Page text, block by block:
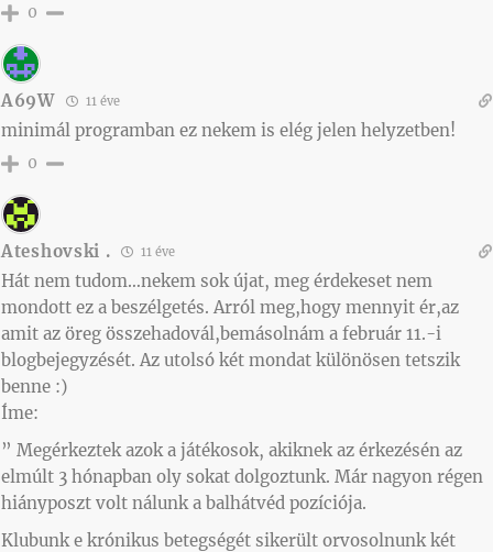
0
A69W 11 éve
minimál programban ez nekem is elég jelen helyzetben!
0
Ateshovski . 11 éve
Hát nem tudom…nekem sok újat, meg érdekeset nem
mondott ez a beszélgetés. Arról meg,hogy mennyit ér,az
amit az öreg összehadovál,bemásolnám a február 11.-i
blogbejegyzését. Az utolsó két mondat különösen tetszik
benne :)
Íme:
” Megérkeztek azok a játékosok, akiknek az érkezésén az
elmúlt 3 hónapban oly sokat dolgoztunk. Már nagyon régen
hiányposzt volt nálunk a balhátvéd pozíciója.
Klubunk e krónikus betegségét sikerült orvosolnunk két